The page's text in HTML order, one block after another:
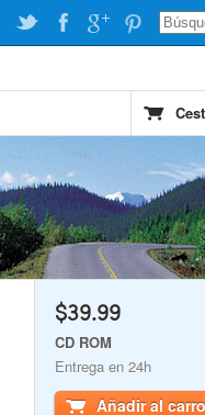
$39.99
CD ROM
Entrega en 24h
Añadir al carro